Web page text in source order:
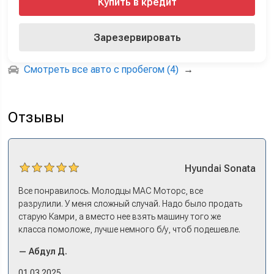
Зарезервировать
Смотреть все авто с пробегом (4) →
Отзывы
Hyundai Sonata
Все понравилось. Молодцы МАС Моторс, все
разрулили. У меня сложный случай. Надо было продать
старую Камри, а вместо нее взять машину того же
класса помоложе, лучше немного б/у, чтоб подешевле.
либо самому всем этим заниматься – а работать когда?
Либо искать салон, где есть нормальный трейд-ин. И
— Абдул Д.